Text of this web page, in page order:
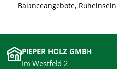
Balanceangebote,
für unbeschwertes Spielen.
PIEPER HOLZ GMBH
Im Westfeld 2